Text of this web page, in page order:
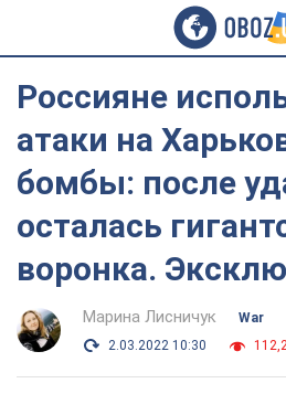
Россияне
атаки на
бомбы: после
осталась
воронка.
Марина Лисничук
War
2.03.2022 10:30